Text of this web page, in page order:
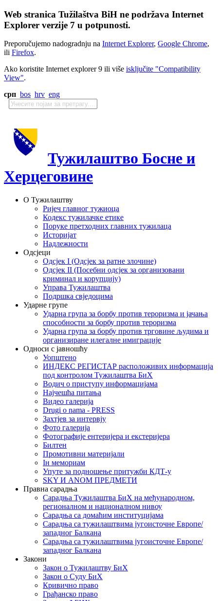
Web stranica Tužilaštva BiH ne podržava Internet
Explorer verzije 7 u potpunosti.
Preporučujemo nadogradnju na Internet Explorer, Google Chrome,
ili Firefox.
Ako koristite Internet explorer 9 ili više isključite "Compatibility
View".
срп bos hrv eng
Тужилаштво Босне и
Херцеговине
О Тужилаштву
Ријеч главног тужиоца
Кодекс тужилачке етике
Поруке претходних главних тужилаца
Историјат
Надлежности
Одсјеци
Одсјек I (Одсјек за ратне злочине)
Одсјек II (Посебни одсјек за организовани
криминал и корупцију)
Управа Тужилаштва
Подршка свједоцима
Ударне групе
Ударна група за борбу против тероризма и јачања
способности за борбу против тероризма
Ударна група за борбу против трговине људима и
организиране илегалне имиграције
Односи с јавношћу
Уопштено
ИНДЕКС РЕГИСТАР расположивих информација
под контролом Тужилаштва БиХ
Водич о приступу информацијама
Најчешћа питања
Видео галерија
Drugi o nama - PRESS
Захтјев за интервју
Фото галерија
Фотографије ентеријера и екстеријера
Билтен
Промотивни материјали
Iн мемориам
Упуте за подношење притужби КДТ-у
SKY И ANOM ПРЕДМЕТИ
Правна сарадња
Сарадња Тужилаштва БиХ на међународном,
регионалном и националном нивоу
Сарадња са домаћим институцијама
Сарадња са тужилаштвима југоисточне Европе/
западног Балкана
Сарадња са тужилаштвима југоисточне Европе/
западног Балкана
Закони
Закон о Тужилаштву БиХ
Закон о Суду БиХ
Кривично право
Грађанско право